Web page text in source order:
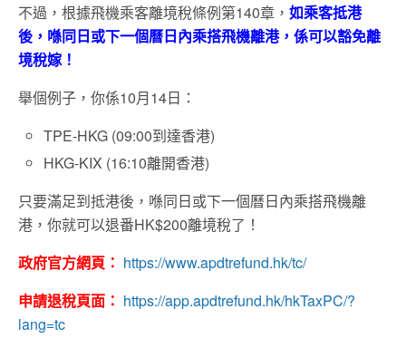
不過，根據飛機乘客離境稅條例第140章， 如乘客抵港
後，喺同日或下一個曆日內乘搭飛機離港，係可以豁免離
境稅嫁！
舉個例子，你係10月14日：
TPE-HKG (09:00到達香港)
HKG-KIX (16:10離開香港)
只要滿足到抵港後，喺同日或下一個曆日內乘搭飛機離
港，你就可以退番HK$200離境稅了！
政府官方網頁： https://www.apdtrefund.hk/tc/
申請退稅頁面： https://app.apdtrefund.hk/hkTaxPC/?
lang=tc